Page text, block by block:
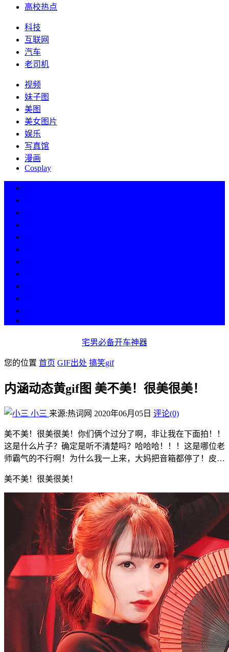
高校热点
科技
互联网
汽车
老司机
视频
妹子图
美图
美女图片
娱乐
写真馆
漫画
Cosplay
宅男必备开车神器
您的位置 首页 GIF出处 搞笑gif
内涵动态黄gif图 美不美！很美很美！
小三 来源:热词网 2020年06月05日 评论(0)
美不美！很美很美！你们俩个过分了啊，非让我在下面拍！！
这是什么片子？确定是听不清楚吗？哈哈哈！！！这是哪位老
师霸气的不行啊！为什么我一上来，大妈把音箱都停了！皮…
美不美！很美很美！